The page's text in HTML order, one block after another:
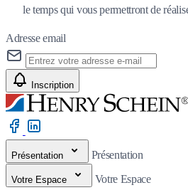
le temps qui vous permettront de
Adresse email
Inscription
Présentation Présentation
Votre Espace Votre Espace